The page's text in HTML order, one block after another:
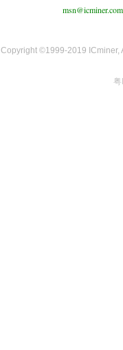
msn@icminer.com
Copyright ©1999-2019 ICminer,